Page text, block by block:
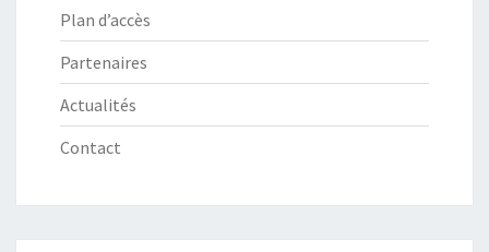
Plan d’accès
Partenaires
Actualités
Contact